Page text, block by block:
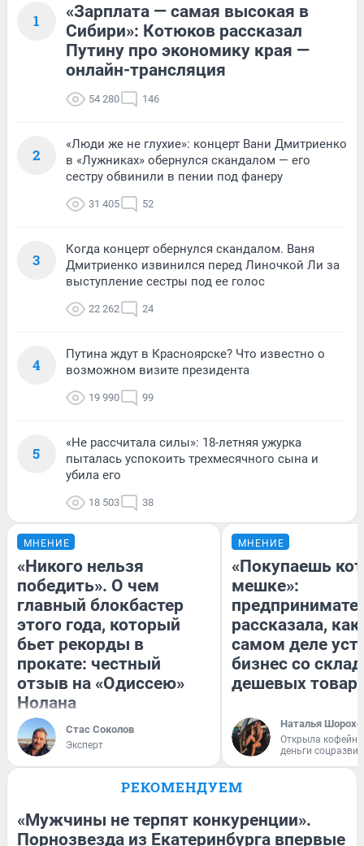
1
«Зарплата — самая высокая в
Сибири»: Котюков рассказал
Путину про экономику края —
онлайн-трансляция
54 280 146
2
«Люди же не глухие»: концерт Вани Дмитриенко
в «Лужниках» обернулся скандалом — его
сестру обвинили в пении под фанеру
31 405 52
3
Когда концерт обернулся скандалом. Ваня
Дмитриенко извинился перед Линочкой Ли за
выступление сестры под ее голос
22 262 24
4
Путина ждут в Красноярске? Что известно о
возможном визите президента
19 990 99
5
«Не рассчитала силы»: 18-летняя ужурка
пыталась успокоить трехмесячного сына и
убила его
18 503 38
МНЕНИЕ
«Никого нельзя
победить». О чем
главный блокбастер
этого года, который
бьет рекорды в
прокате: честный
отзыв на «Одиссею»
Нолана
Стас Соколов
Эксперт
МНЕНИЕ
«Покупаешь
мешке»:
рассказала, как
самом деле
бизнес со
дешевых
Наталья
Открыла
деньги
РЕКОМЕНДУЕМ
«Мужчины не терпят конкуренции».
Порнозвезда из Екатеринбурга впервые